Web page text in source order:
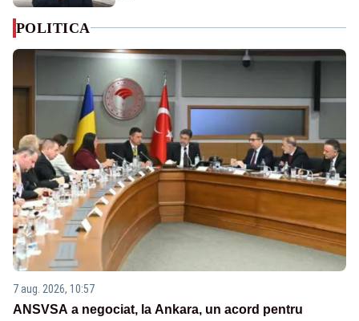
POLITICA
7 aug. 2026, 10:57
ANSVSA a negociat, la Ankara, un acord pentru